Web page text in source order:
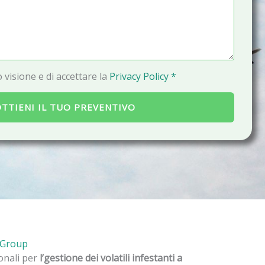
e di accettare la Privacy Policy *
IL TUO PREVENTIVO
per l’gestione dei volatili infestanti a